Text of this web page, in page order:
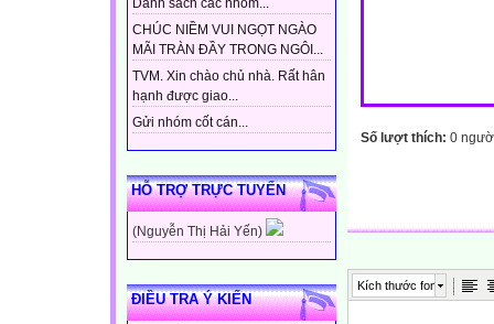
Danh sách các nhóm...
CHÚC NIỀM VUI NGỌT NGÀO
MÃI TRÀN ĐẦY TRONG NGÔI...
TVM. Xin chào chủ nhà. Rất hân
hạnh được giao...
Gửi nhóm cốt cán...
HỖ TRỢ TRỰC TUYẾN
(Nguyễn Thị Hải Yến)
ĐIỀU TRA Ý KIẾN
Số lượt thích: 0
Kích thước font